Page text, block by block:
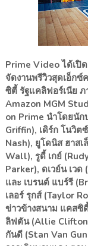
Prime Video ได้เปิ
จัดงานพรีวิวสุดเอ็กซ์
ซิตี้ รัฐแคลิฟอร์เนีย
Amazon MGM
on Prime นำโดยนัก
Griffin), เดิร์ก โนวิ
Nash), ยูโดนิส ฮาส
Wall), รูดี้ เกย์
Parker), ดเวย์น เว
และ เบรนต์ แบร์รี
เลอร์ รุกส์ (Taylor
ข่าวข้างสนาม แคสซิ
ลิฟตัน (Allie
กันดี (Stan Van